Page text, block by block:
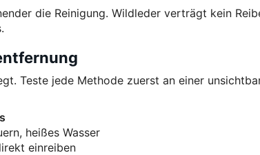
die Reinigung. Wildleder verträgt kein
Teste jede Methode zuerst an einer
heißes Wasser
einreiben